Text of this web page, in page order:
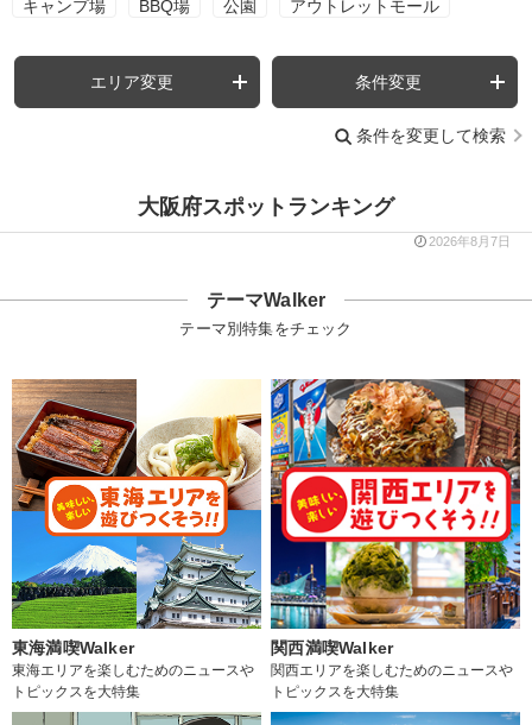
キャンプ場 BBQ場 公園 アウトレットモール
エリア変更 条件変更
条件を変更して検索
大阪府スポットランキング
2026年8月7日
テーマWalker
テーマ別特集をチェック
東海満喫Walker
東海エリアを楽しむためのニュースや
トピックスを大特集
関西満喫Walker
関西エリアを楽しむためのニュースや
トピックスを大特集